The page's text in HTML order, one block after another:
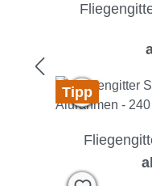
Tipp